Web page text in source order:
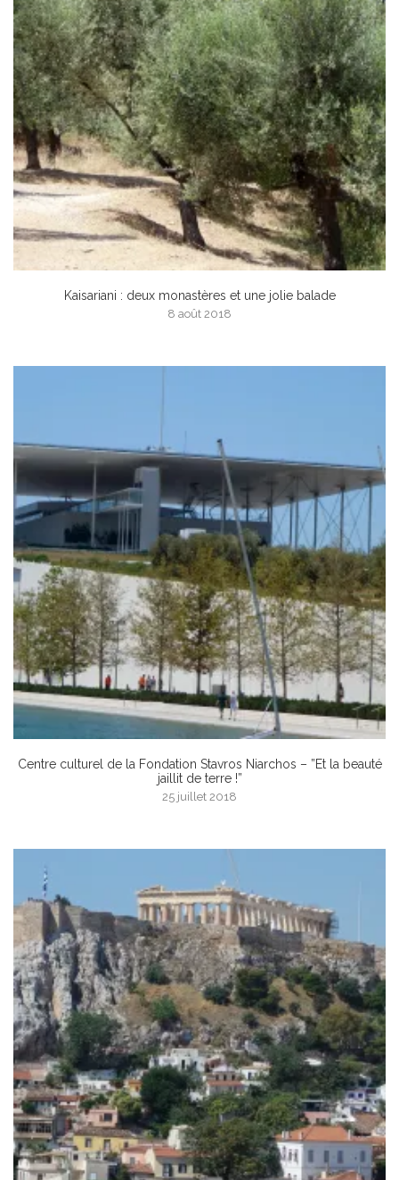
Kaisariani : deux monastères et une jolie balade
8 août 2018
Centre culturel de la Fondation Stavros Niarchos – ”Et la beauté
jaillit de terre !”
25 juillet 2018